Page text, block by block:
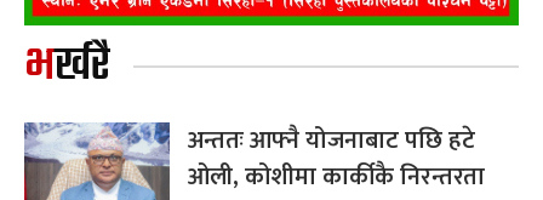
भर्खरै
अन्ततः आफ्नै योजनाबाट पछि हटे
ओली, कोशीमा कार्कीकै निरन्तरता